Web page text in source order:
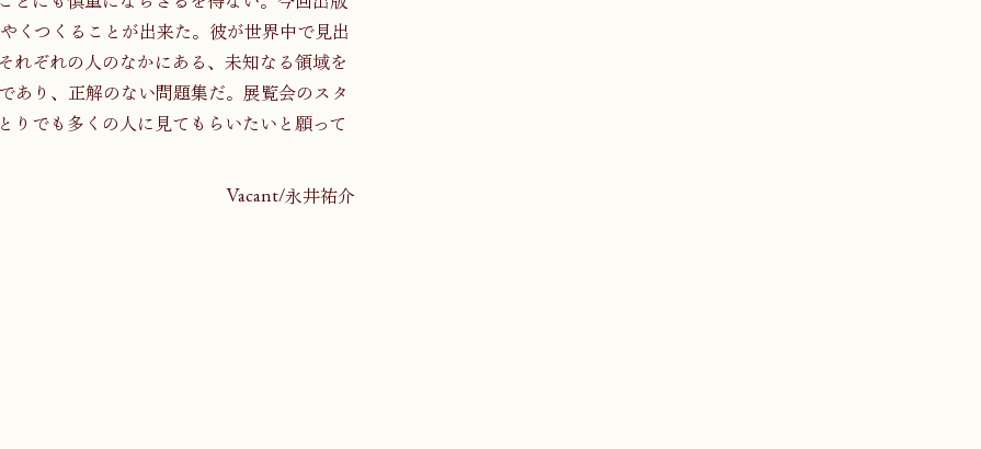
くつくることが出来た。彼が世界中で見出
れぞれの人のなかにある、未知なる領域を
あり、正解のない問題集だ。展覧会のスタ
りでも多くの人に見てもらいたいと願って
Vacant/永井祐介